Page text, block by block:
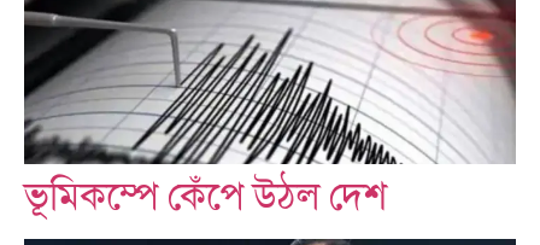
ভূমিকম্পে কেঁপে উঠল দেশ